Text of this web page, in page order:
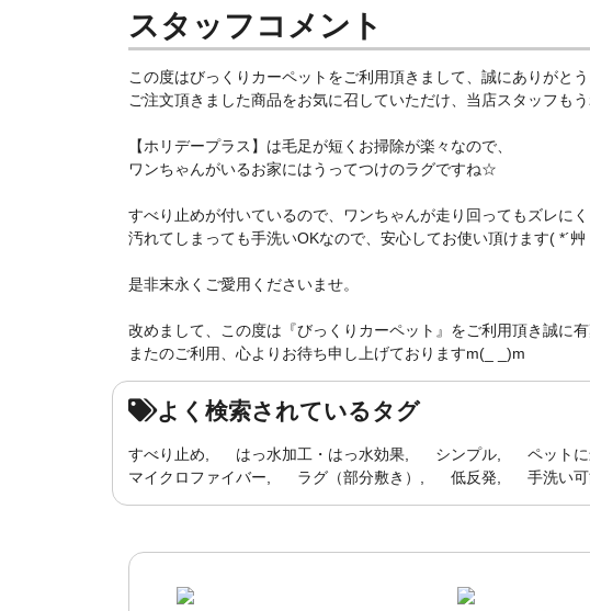
スタッフコメント
この度はびっくりカーペットをご利用頂きまして、誠にありがとう
ご注文頂きました商品をお気に召していただけ、当店スタッフも
【ホリデープラス】は毛足が短くお掃除が楽々なので、
ワンちゃんがいるお家にはうってつけのラグですね☆
すべり止めが付いているので、ワンちゃんが走り回ってもズレにく
汚れてしまっても手洗いOKなので、安心してお使い頂けます( *´艸
是非末永くご愛用くださいませ。
改めまして、この度は『びっくりカーペット』をご利用頂き誠に有
またのご利用、心よりお待ち申し上げておりますm(_ _)m
よく検索されているタグ
すべり止め はっ水加工・はっ水効果 シンプル ペット
マイクロファイバー
ラグ（部分敷き） 低反発 手洗い